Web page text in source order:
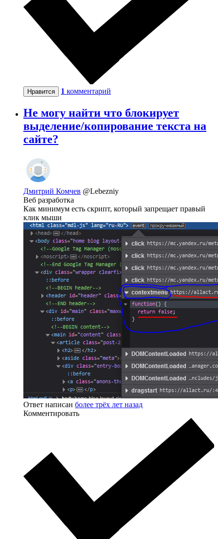
Нравится 1 комментарий
Не могу найти что блокирует
выделение/копирование текста на
сайте?
Дмитрий Комчев @Lebezniy
Веб разработка
Как минимум есть скрипт, который запрещает правый
клик мыши
Ответ написан более трёх лет назад
Комментировать